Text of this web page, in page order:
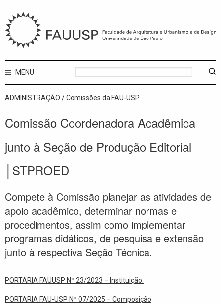
MENU
ADMINISTRAÇÃO /Comissões da FAU-USP
Comissão Coordenadora Acadêmica
junto à Seção de Produção Editorial
│STPROED
Compete à Comissão planejar as atividades de
apoio acadêmico, determinar normas e
procedimentos, assim como implementar
programas didáticos, de pesquisa e extensão
junto à respectiva Seção Técnica.
PORTARIA FAUUSP Nº 23/2023 – Instituição.
PORTARIA FAU-USP Nº 07/2025 – Composição